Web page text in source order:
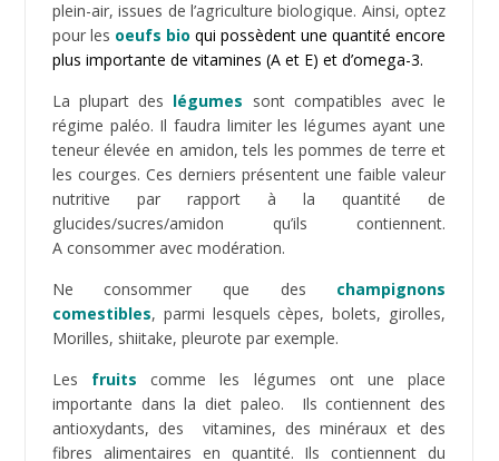
pur jus (jus pressés) car ils conservent leurs vitamines,
leurs enzymes et leurs fibres. Ces dernières
ralentissent la diffusion du sucre dans le sang.
Privilégier leshuiles et graisses naturelles, non
transformées. Pour la cuisson, l’huile de coco est celle
qui supporte le mieux les hautes températures. Pour
une utilisation à froid, l’huile d’olive extra vierge est
celle qui est la plus adaptée. Il existe d’autres huiles de
qualité telles l’huile de Macadamia et l’huile d’avocat. Si
vous optez pour les graisses animales, privilégiez le
beurre clarifié (Ghee), débarrassé du lactose et de la
température.
Lesfruits à coquespossèdent un index
lipides, oméga 3 et 6, fibres, protéines, magnésium,
phosphore, potassium, vitamine E et diverses
vitamines. Leurs qualités antioxydantes et anti-
cancer font qu’ils sont bénéfiques pour la santé. De